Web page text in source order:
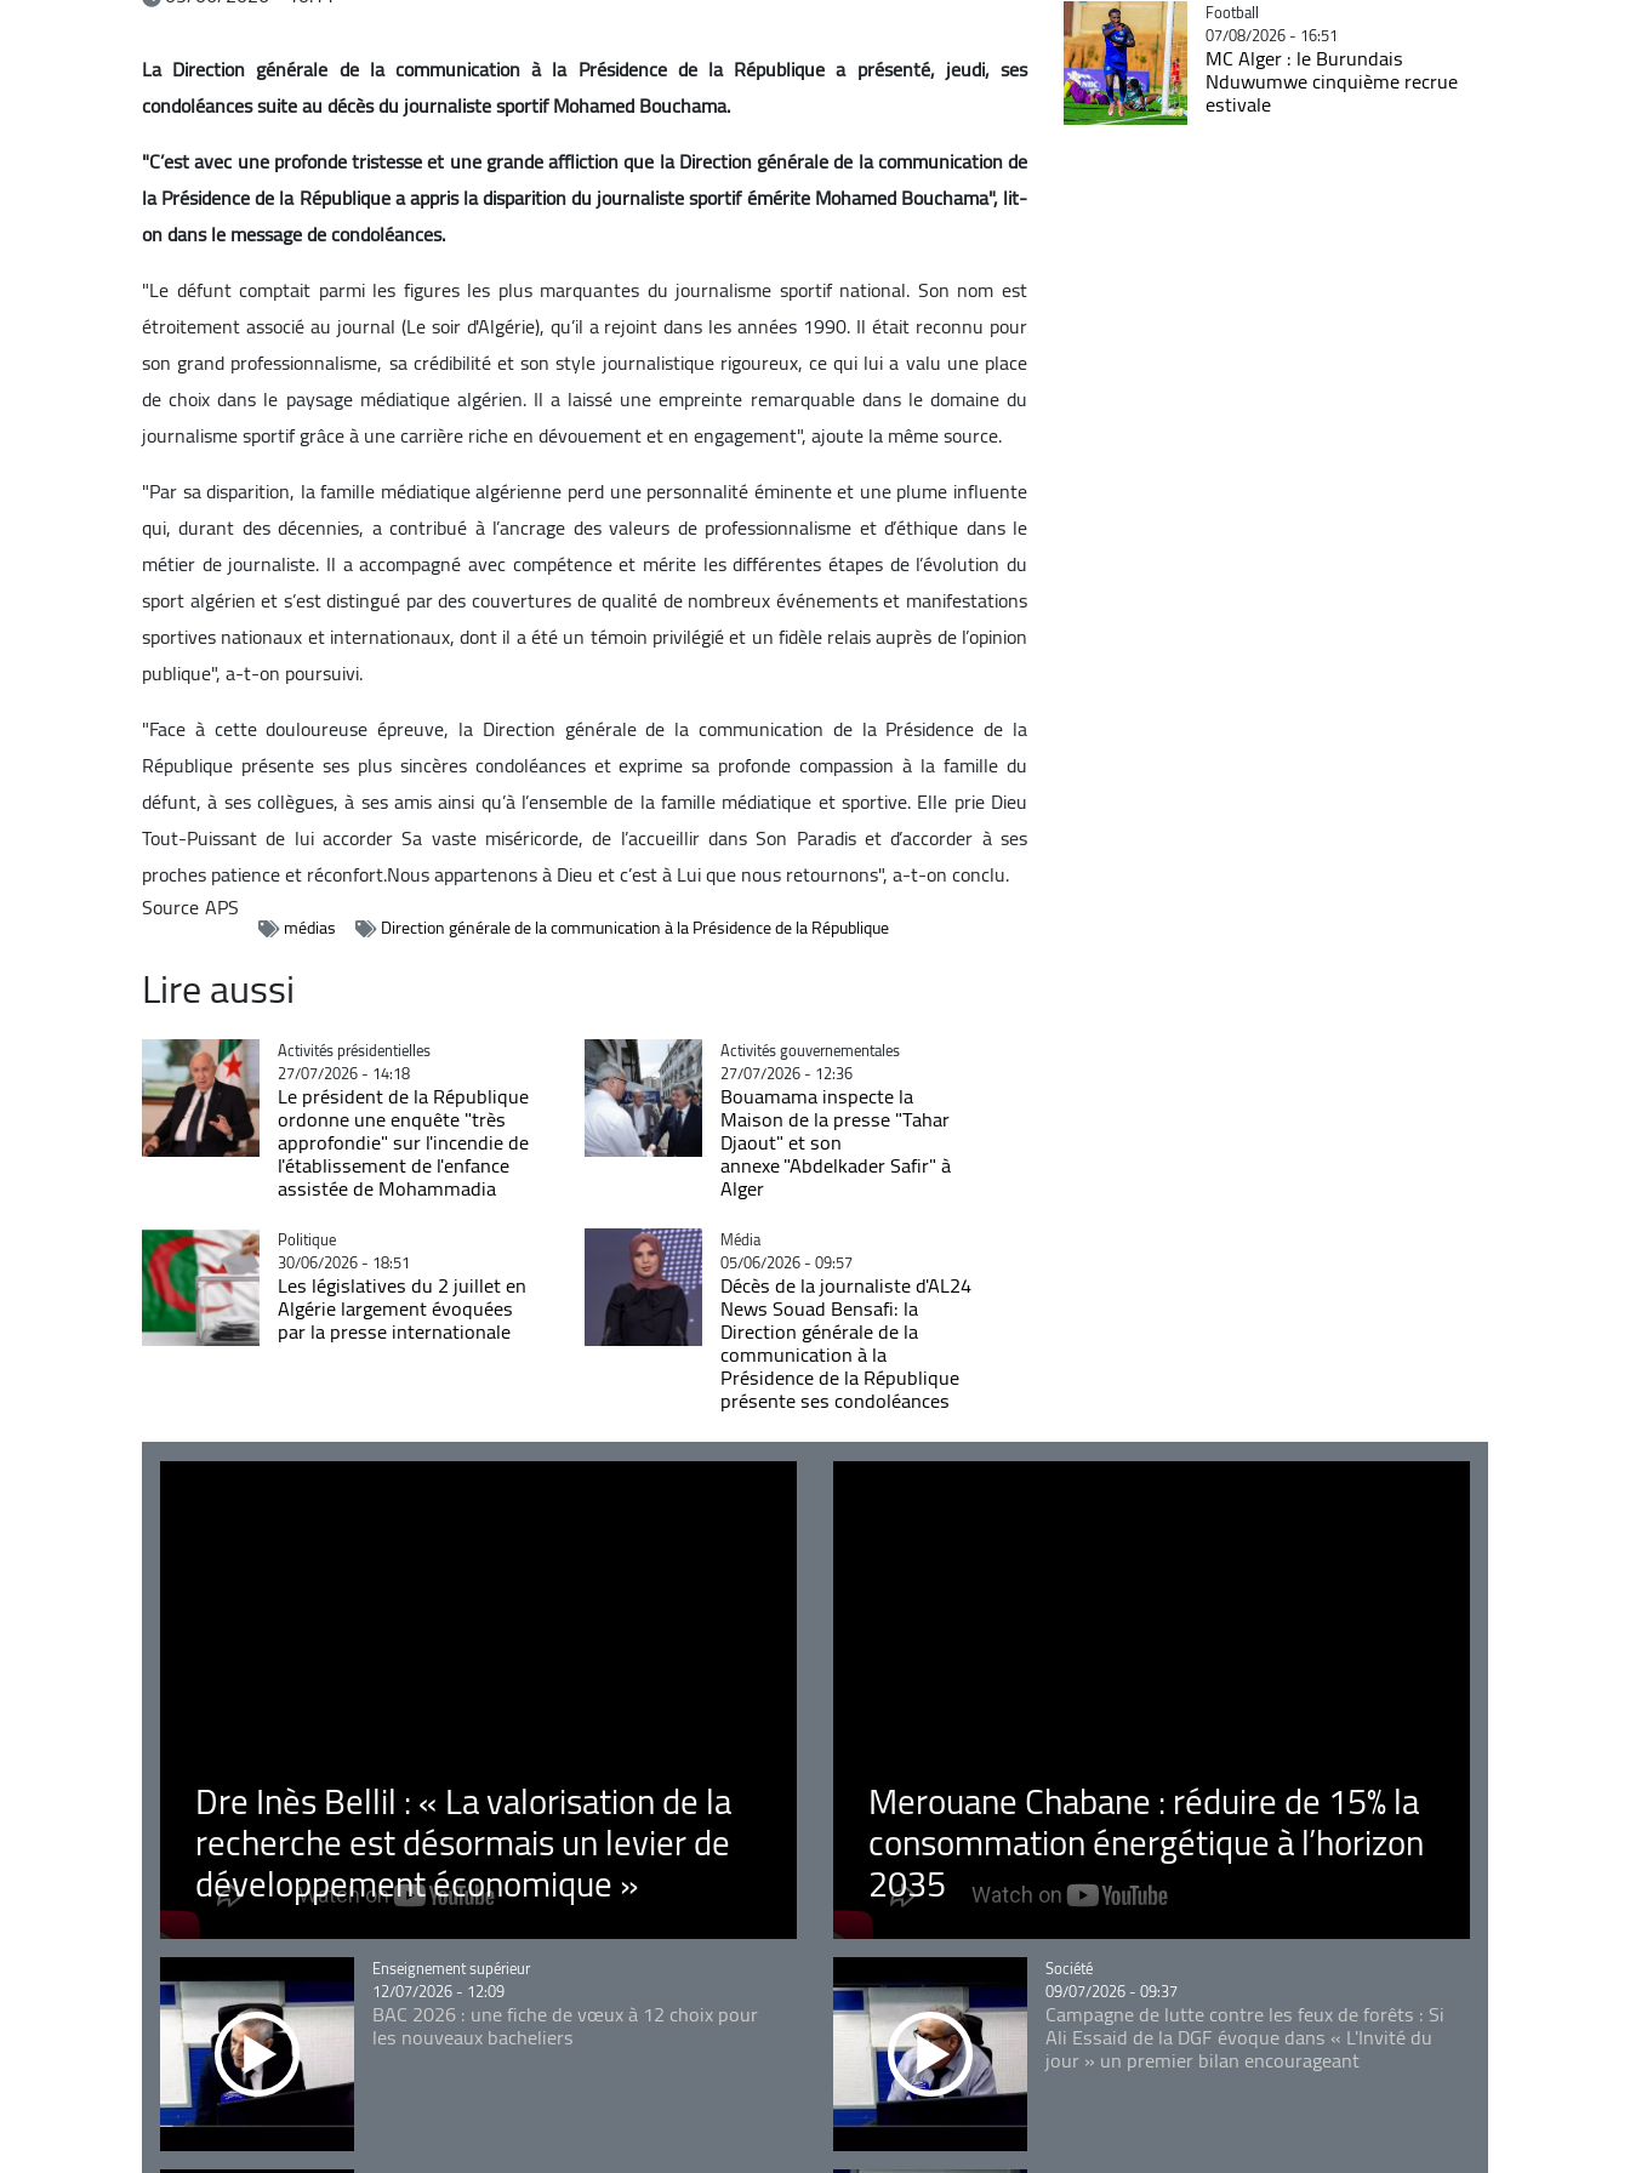
La Direction générale de la communication à la Présidence de la République a présenté, jeudi, ses
condoléances suite au décès du journaliste sportif Mohamed Bouchama.
"C’est avec une profonde tristesse et une grande affliction que la Direction générale de la communication de
la Présidence de la République a appris la disparition du journaliste sportif émérite Mohamed Bouchama", lit-
on dans le message de condoléances.
"Le défunt comptait parmi les figures les plus marquantes du journalisme sportif national. Son nom est
étroitement associé au journal (Le soir d'Algérie), qu’il a rejoint dans les années 1990. Il était reconnu pour
son grand professionnalisme, sa crédibilité et son style journalistique rigoureux, ce qui lui a valu une place
de choix dans le paysage médiatique algérien. Il a laissé une empreinte remarquable dans le domaine du
journalisme sportif grâce à une carrière riche en dévouement et en engagement", ajoute la même source.
"Par sa disparition, la famille médiatique algérienne perd une personnalité éminente et une plume influente
qui, durant des décennies, a contribué à l’ancrage des valeurs de professionnalisme et d’éthique dans le
métier de journaliste. Il a accompagné avec compétence et mérite les différentes étapes de l’évolution du
sport algérien et s’est distingué par des couvertures de qualité de nombreux événements et manifestations
sportives nationaux et internationaux, dont il a été un témoin privilégié et un fidèle relais auprès de l’opinion
publique", a-t-on poursuivi.
"Face à cette douloureuse épreuve, la Direction générale de la communication de la Présidence de la
République présente ses plus sincères condoléances et exprime sa profonde compassion à la famille du
défunt, à ses collègues, à ses amis ainsi qu’à l’ensemble de la famille médiatique et sportive. Elle prie Dieu
Tout-Puissant de lui accorder Sa vaste miséricorde, de l’accueillir dans Son Paradis et d’accorder à ses
proches patience et réconfort.Nous appartenons à Dieu et c’est à Lui que nous retournons", a-t-on conclu.
SourceAPS
médias Direction générale de la communication à la Présidence de la République
Lire aussi
Catégorie
Activités présidentielles
27/07/2026 - 14:18
Le président de la République
ordonne une enquête "très
approfondie" sur l'incendie de
l'établissement de l'enfance
assistée de Mohammadia
Catégorie
Activités gouvernementales
27/07/2026 - 12:36
Bouamama inspecte la
Maison de la presse "Tahar
Djaout" et son
annexe "Abdelkader Safir" à
Alger
Catégorie
Politique
30/06/2026 - 18:51
Les législatives du 2 juillet en
Algérie largement évoquées
par la presse internationale
Catégorie
Média
05/06/2026 - 09:57
Décès de la journaliste d'AL24
News Souad Bensafi: la
Direction générale de la
communication à la
Présidence de la République
présente ses condoléances
Catégorie
Football
07/08/2026 - 16:51
MC Alger : le Burundais
Nduwumwe cinquième recrue
estivale
Dre Inès Bellil : « La valorisation de la
recherche est désormais un levier de
développement économique »
Merouane Chabane : réduire de 15% la
consommation énergétique à l’horizon
2035
Catégorie
Enseignement supérieur
12/07/2026 - 12:09
BAC 2026 : une fiche de vœux à 12 choix pour
les nouveaux bacheliers
Catégorie
Société
09/07/2026 - 09:37
Campagne de lutte contre les feux de forêts : Si
Ali Essaid de la DGF évoque dans « L'Invité du
jour » un premier bilan encourageant